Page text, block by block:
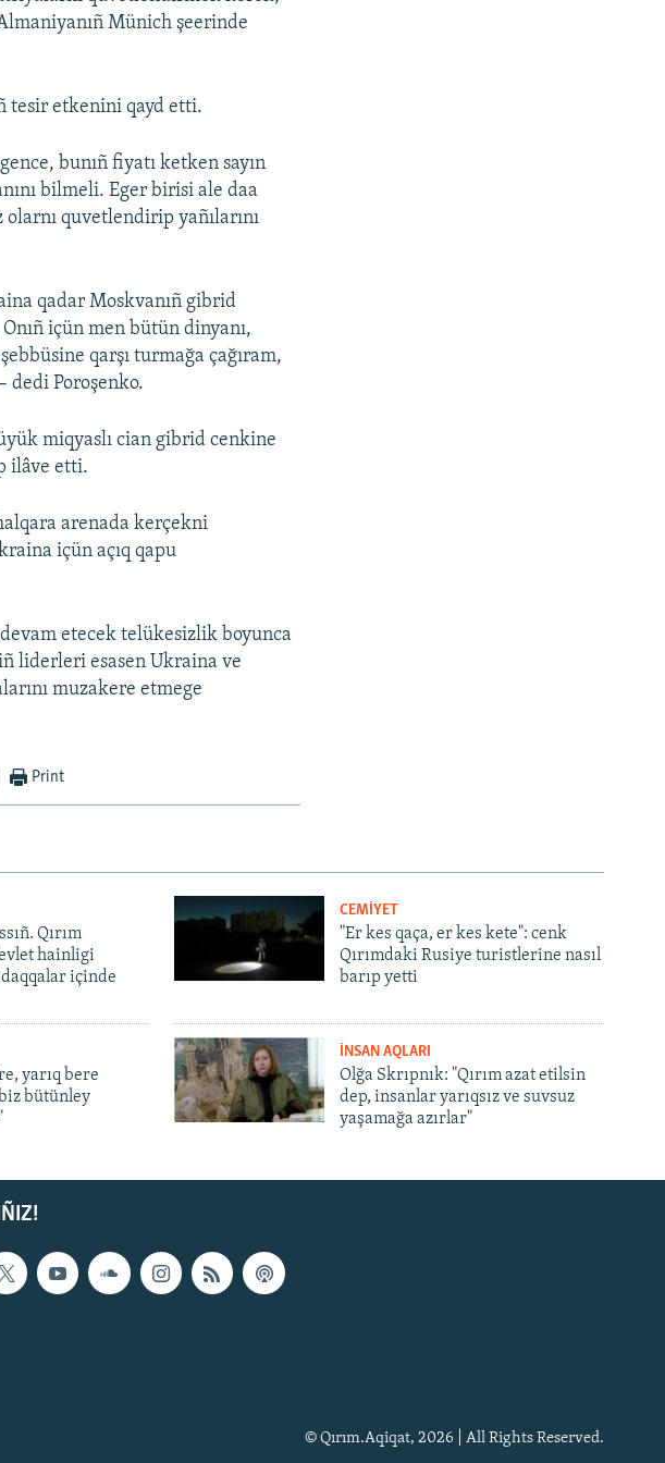
Münich şeerinde
tesir etkenini qayd etti.
bunıñ fiyatı ketken sayın
bilmeli. Eger birisi ale daa
quvetlendirip yañılarını
qadar Moskvanıñ gibrid
içün men bütün dinyanı,
qarşı turmağa çağıram,
dedi Poroşenko.
miqyaslı cian gibrid cenkine
ilâve etti.
arenada kerçekni
içün açıq qapu
etecek telükesizlik boyunca
liderleri esasen Ukraina ve
muzakere etmege
Print
Qırım
hainligi
içinde
CEMİYET
"Er kes qaça, er kes kete": cenk
Qırımdaki Rusiye turistlerine nasıl
barıp yetti
yarıq bere
bütünley
İNSAN AQLARI
Olğa Skrıpnık: "Qırım azat etilsin
dep, insanlar yarıqsız ve suvsuz
yaşamağa azırlar"
© Qırım.Aqiqat, 2026 | All Rights Reserved.